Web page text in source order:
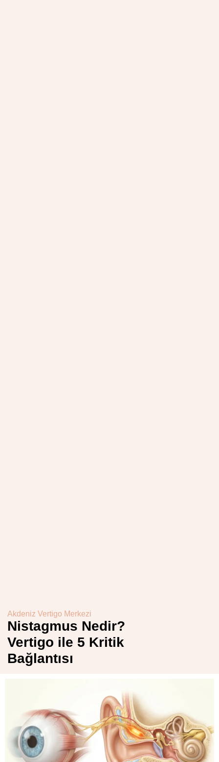
Akdeniz Vertigo Merkezi
Nistagmus Nedir?
Vertigo ile 5 Kritik
Bağlantısı